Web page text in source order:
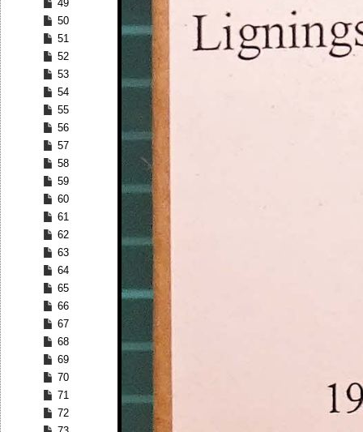
49
50
51
52
53
54
55
56
57
58
59
60
61
62
63
64
65
66
67
68
69
70
71
72